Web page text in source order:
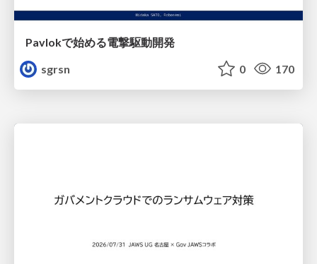
Pavlokで始める電撃駆動開発
sgrsn
0 170